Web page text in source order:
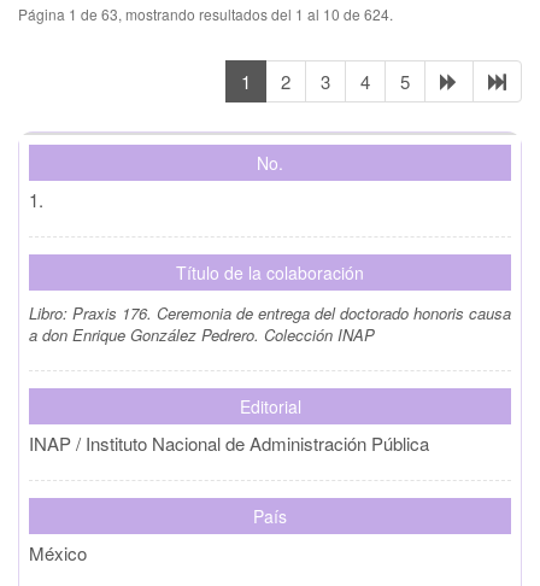
Página 1 de 63, mostrando resultados del 1 al 10 de 624.
1 2 3 4 5
No.
1.
Título de la colaboración
Libro: Praxis 176. Ceremonia de entrega del doctorado honoris causa
a don Enrique González Pedrero. Colección INAP
Editorial
INAP / Instituto Nacional de Administración Pública
País
México